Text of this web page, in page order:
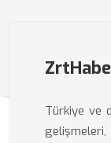
Türkiye ve
gelişmeleri,